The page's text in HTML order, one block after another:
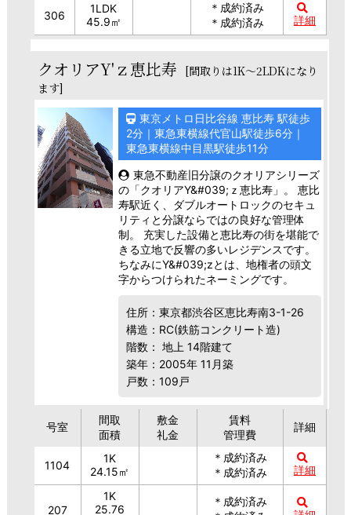
306
1LDK
45.9㎡
＊成約済み
＊成約済み
詳細
クオリアY'ｚ恵比寿 [間取りは1K～2LDKになり
ます]
東京メトロ日比谷線 恵比寿 駅徒歩
2分｜東急東横線代官山駅徒歩6分｜
東急東横線中目黒駅徒歩11分
東急不動産旧分譲のクオリアシリーズ
の「クオリアY&#039;ｚ恵比寿」。 恵比
寿駅近く、ダブルオートロックのセキュ
リティと分譲ならではの良好な管理体
制。 充実した設備と恵比寿の街を堪能で
きる立地で反響の多いレジデンスです。
ちなみにY&#039;zとは、地権者の頭文
字からつけられたネーミングです。
住所：東京都渋谷区恵比寿南3-1-26
構造：RC(鉄筋コンクリート造)
階数： 地上 14階建て
築年：2005年 11月築
戸数：109戸
号室
間取
面積
敷金
礼金
賃料
管理費
詳細
1104
1K
24.15㎡
＊成約済み
＊成約済み
詳細
207
1K
25.76
＊成約済み